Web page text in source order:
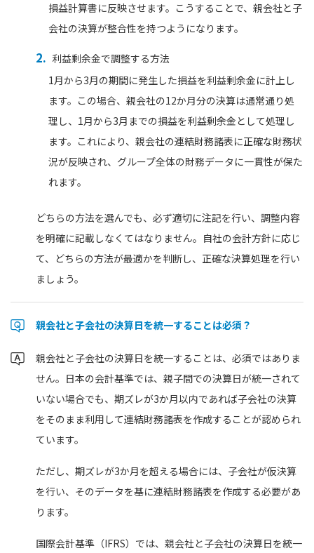
損益計算書に反映させます。こうすることで、親会社と子
会社の決算が整合性を持つようになります。
利益剰余金で調整する方法
1月から3月の期間に発生した損益を利益剰余金に計上し
ます。この場合、親会社の12か月分の決算は通常通り処
理し、1月から3月までの損益を利益剰余金として処理し
ます。これにより、親会社の連結財務諸表に正確な財務状
況が反映され、グループ全体の財務データに一貫性が保た
れます。
どちらの方法を選んでも、必ず適切に注記を行い、調整内容
を明確に記載しなくてはなりません。自社の会計方針に応じ
て、どちらの方法が最適かを判断し、正確な決算処理を行い
ましょう。
親会社と子会社の決算日を統一することは必須？
親会社と子会社の決算日を統一することは、必須ではありま
せん。日本の会計基準では、親子間での決算日が統一されて
いない場合でも、期ズレが3か月以内であれば子会社の決算
をそのまま利用して連結財務諸表を作成することが認められ
ています。
ただし、期ズレが3か月を超える場合には、子会社が仮決算
を行い、そのデータを基に連結財務諸表を作成する必要があ
ります。
国際会計基準（IFRS）では、親会社と子会社の決算日を統一